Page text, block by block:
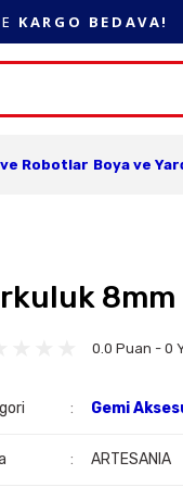
KARGO BEDAVA!
Robotlar Boya ve
8mm
0.0 Puan - 0
Gemi
ARTESANIA